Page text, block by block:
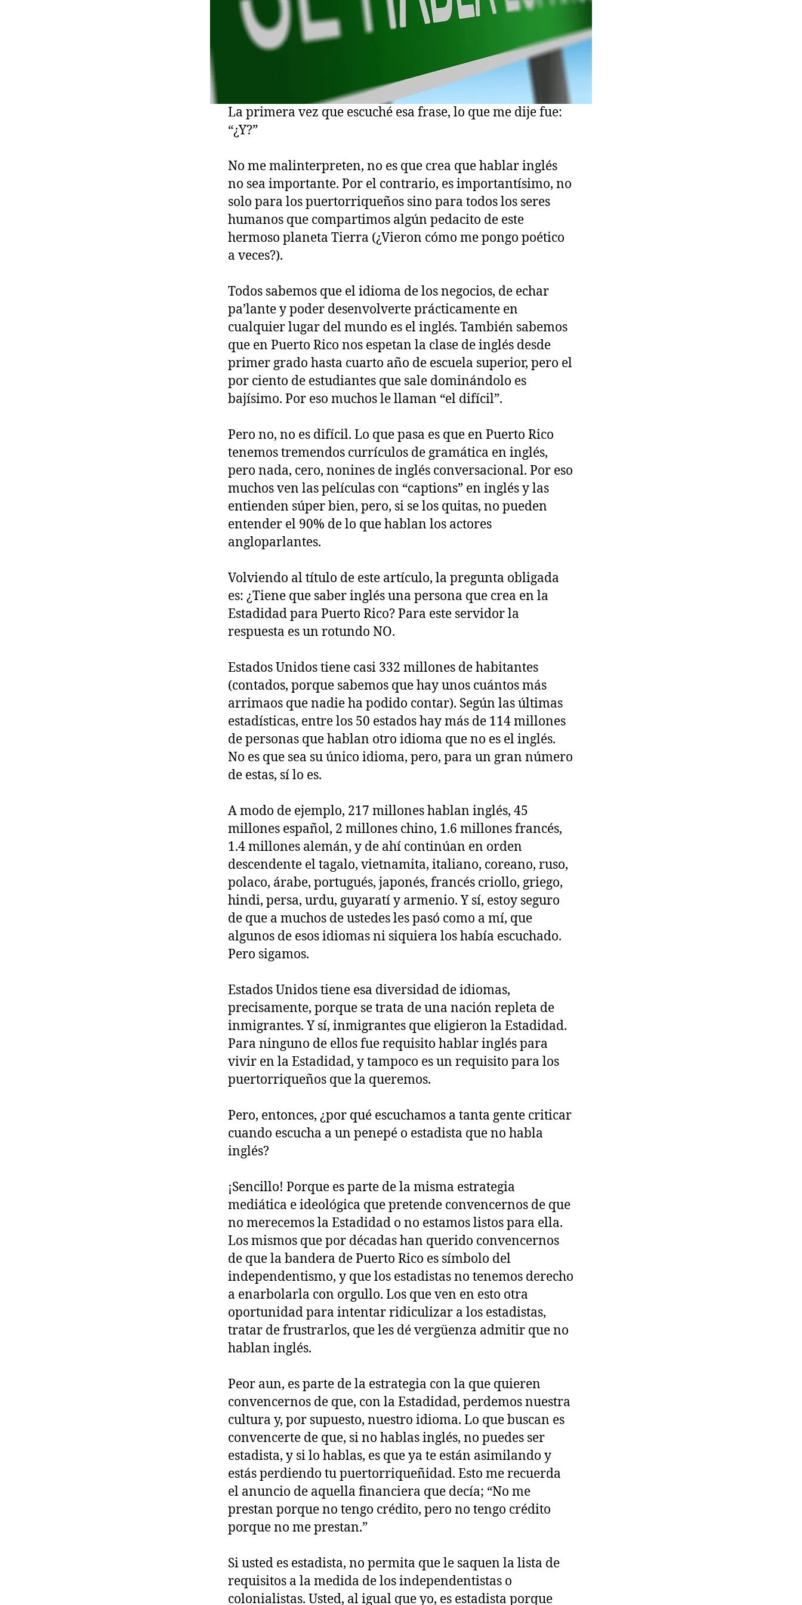
La primera vez que escuché esa frase, lo que me dije fue:
“¿Y?”
No me malinterpreten, no es que crea que hablar inglés
no sea importante. Por el contrario, es importantísimo, no
solo para los puertorriqueños sino para todos los seres
humanos que compartimos algún pedacito de este
hermoso planeta Tierra (¿Vieron cómo me pongo poético
a veces?).
Todos sabemos que el idioma de los negocios, de echar
pa’lante y poder desenvolverte prácticamente en
cualquier lugar del mundo es el inglés. También sabemos
que en Puerto Rico nos espetan la clase de inglés desde
primer grado hasta cuarto año de escuela superior, pero el
por ciento de estudiantes que sale dominándolo es
bajísimo. Por eso muchos le llaman “el difícil”.
Pero no, no es difícil. Lo que pasa es que en Puerto Rico
tenemos tremendos currículos de gramática en inglés,
pero nada, cero, nonines de inglés conversacional. Por eso
muchos ven las películas con “captions” en inglés y las
entienden súper bien, pero, si se los quitas, no pueden
entender el 90% de lo que hablan los actores
angloparlantes.
Volviendo al título de este artículo, la pregunta obligada
es: ¿Tiene que saber inglés una persona que crea en la
Estadidad para Puerto Rico? Para este servidor la
respuesta es un rotundo NO.
Estados Unidos tiene casi 332 millones de habitantes
(contados, porque sabemos que hay unos cuántos más
arrimaos que nadie ha podido contar). Según las últimas
estadísticas, entre los 50 estados hay más de 114 millones
de personas que hablan otro idioma que no es el inglés.
No es que sea su único idioma, pero, para un gran número
de estas, sí lo es.
A modo de ejemplo, 217 millones hablan inglés, 45
millones español, 2 millones chino, 1.6 millones francés,
1.4 millones alemán, y de ahí continúan en orden
descendente el tagalo, vietnamita, italiano, coreano, ruso,
polaco, árabe, portugués, japonés, francés criollo, griego,
hindi, persa, urdu, guyaratí y armenio. Y sí, estoy seguro
de que a muchos de ustedes les pasó como a mí, que
algunos de esos idiomas ni siquiera los había escuchado.
Pero sigamos.
Estados Unidos tiene esa diversidad de idiomas,
precisamente, porque se trata de una nación repleta de
inmigrantes. Y sí, inmigrantes que eligieron la Estadidad.
Para ninguno de ellos fue requisito hablar inglés para
vivir en la Estadidad, y tampoco es un requisito para los
puertorriqueños que la queremos.
Pero, entonces, ¿por qué escuchamos a tanta gente criticar
cuando escucha a un penepé o estadista que no habla
inglés?
¡Sencillo! Porque es parte de la misma estrategia
mediática e ideológica que pretende convencernos de que
no merecemos la Estadidad o no estamos listos para ella.
Los mismos que por décadas han querido convencernos
de que la bandera de Puerto Rico es símbolo del
independentismo, y que los estadistas no tenemos derecho
a enarbolarla con orgullo. Los que ven en esto otra
oportunidad para intentar ridiculizar a los estadistas,
tratar de frustrarlos, que les dé vergüenza admitir que no
hablan inglés.
Peor aun, es parte de la estrategia con la que quieren
convencernos de que, con la Estadidad, perdemos nuestra
cultura y, por supuesto, nuestro idioma. Lo que buscan es
convencerte de que, si no hablas inglés, no puedes ser
estadista, y si lo hablas, es que ya te están asimilando y
estás perdiendo tu puertorriqueñidad. Esto me recuerda
el anuncio de aquella financiera que decía; “No me
prestan porque no tengo crédito, pero no tengo crédito
porque no me prestan.”
Si usted es estadista, no permita que le saquen la lista de
requisitos a la medida de los independentistas o
colonialistas. Usted, al igual que yo, es estadista porque